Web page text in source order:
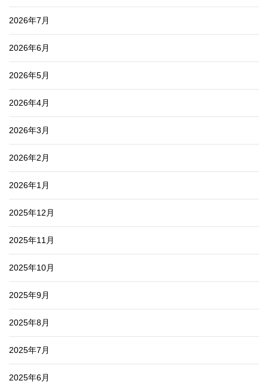
2026年7月
2026年6月
2026年5月
2026年4月
2026年3月
2026年2月
2026年1月
2025年12月
2025年11月
2025年10月
2025年9月
2025年8月
2025年7月
2025年6月